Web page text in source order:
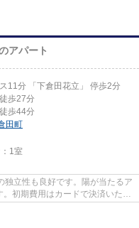
アパート
11分 「下倉田花立」 停歩2分
歩27分
歩44分
田町
1室
立性も良好です。陽が当たるア
初期費用はカードで決済いただ